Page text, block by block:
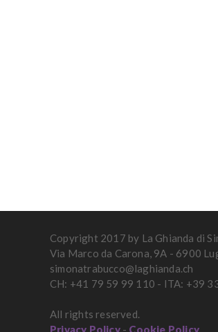
Copyright 2017 by La Ghianda di
Via Marco da Carona, 9A - 6900
simonatrabucco@laghianda.ch
CH: +41 79 59 99 110 - ITA: +39
All rights reserved.
Privacy Policy- Cookie Policy